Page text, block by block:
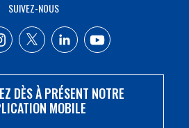
SUIVEZ-NOUS
DÈS À PRÉSENT NOTRE
MOBILE